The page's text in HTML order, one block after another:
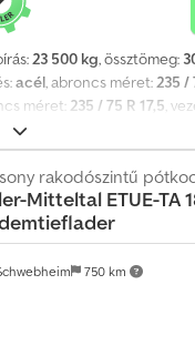
23 500 kg, össztömeg:
acél, abroncs méret:235 /
méret: 235 / 75 R 17,5,
levegős fék
Rakodási
adatok a
750 km
rakodószintű
Mitteltal ETUE-TA